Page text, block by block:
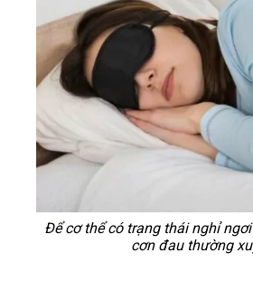
Để cơ thể có trạng thái nghỉ
cơn đau thường